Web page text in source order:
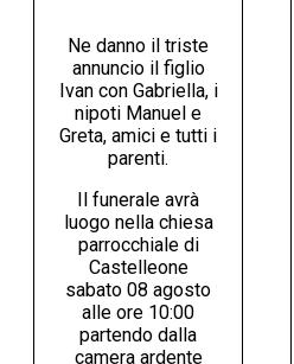
Ne danno il triste
annuncio il figlio
Ivan con Gabriella, i
nipoti Manuel e
Greta, amici e tutti i
parenti.
Il funerale avrà
luogo nella chiesa
parrocchiale di
Castelleone
sabato 08 agosto
alle ore 10:00
partendo dalla
camera ardente